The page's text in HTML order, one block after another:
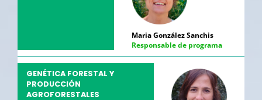
Maria González Sanchis
Responsable de programa
GENÉTICA FORESTAL Y
PRODUCCIÓN
AGROFORESTALES